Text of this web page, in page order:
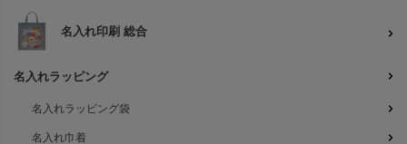
名入れ印刷 総合
名入れラッピング
名入れラッピング袋
名入れ巾着